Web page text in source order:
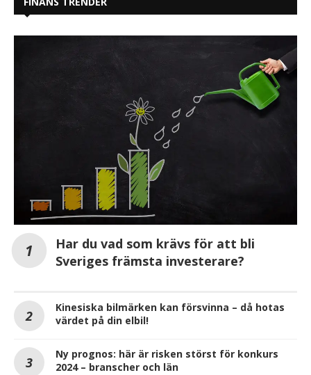
Har du vad som krävs för att bli
Sveriges främsta investerare?
Kinesiska bilmärken kan försvinna – då hotas
värdet på din elbil!
Ny prognos: här är risken störst för konkurs
2024 – branscher och län